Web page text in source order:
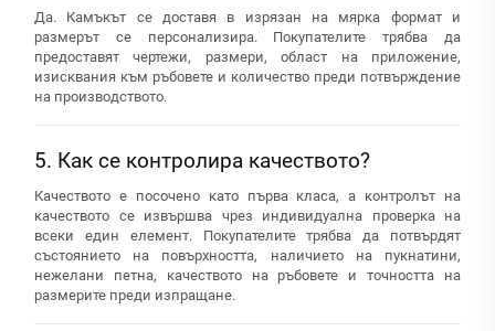
Да. Камъкът се доставя в изрязан на мярка формат и
размерът се персонализира. Покупателите трябва да
предоставят чертежи, размери, област на приложение,
изисквания към ръбовете и количество преди потвърждение
на производството.
5. Как се контролира качеството?
Качеството е посочено като първа класа, а контролът на
качеството се извършва чрез индивидуална проверка на
всеки един елемент. Покупателите трябва да потвърдят
състоянието на повърхността, наличието на пукнатини,
нежелани петна, качеството на ръбовете и точността на
размерите преди изпращане.